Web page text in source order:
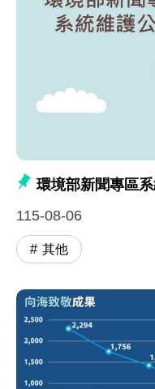
環境部新聞專區
115-08-06
其他